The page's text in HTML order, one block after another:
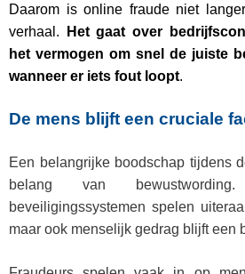
Daarom is online fraude niet
verhaal.
Het gaat over
het vermogen om snel de juiste
wanneer er iets fout loopt.
De mens blijft een cruciale
Een belangrijke boodschap tijdens
belang van
beveiligingssystemen spelen
maar ook menselijk gedrag blijft een